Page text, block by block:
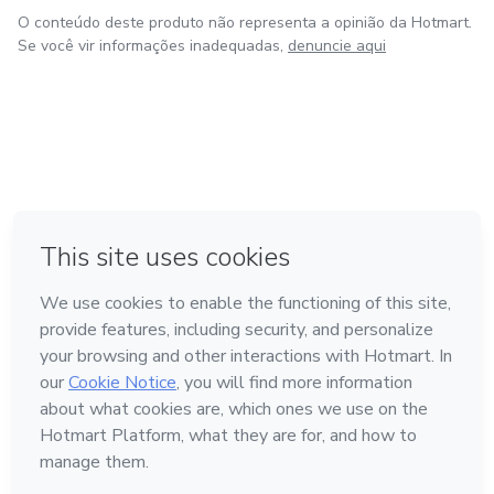
O conteúdo deste produto não representa a opinião da Hotmart.
Se você vir informações inadequadas, denuncie aqui
Feito com ❤ na Cidade do México
Conheça a Hotmart
Idioma
Português